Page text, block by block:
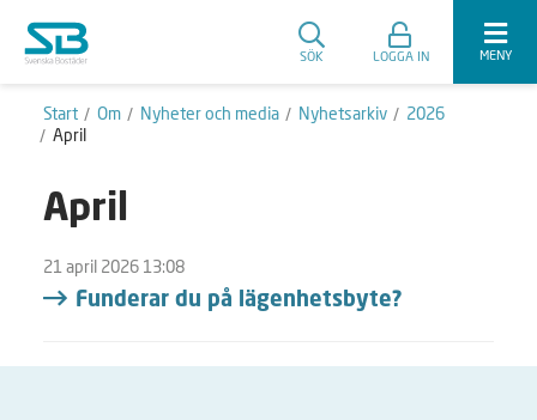
SÖK LOGGA IN MENY
Start Om Nyheter och media Nyhetsarkiv
2026
April
April
21 april 2026 13:08
Funderar du på lägenhetsbyte?